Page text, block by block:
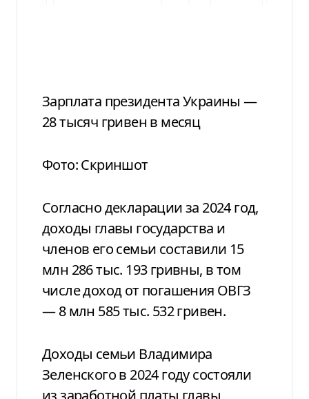
Зарплата президента Украины —
28 тысяч гривен в месяц
Фото: Скриншот
Согласно декларации за 2024 год,
доходы главы государства и
членов его семьи составили 15
млн 286 тыс. 193 гривны, в том
числе доход от погашения ОВГЗ
— 8 млн 585 тыс. 532 гривен.
Доходы семьи Владимира
Зеленского в 2024 году состояли
из заработной платы главы